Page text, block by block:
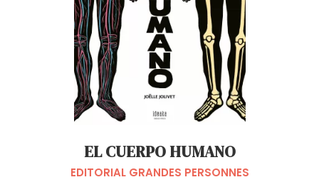
EL CUERPO HUMANO
EDITORIAL GRANDES PERSONNES